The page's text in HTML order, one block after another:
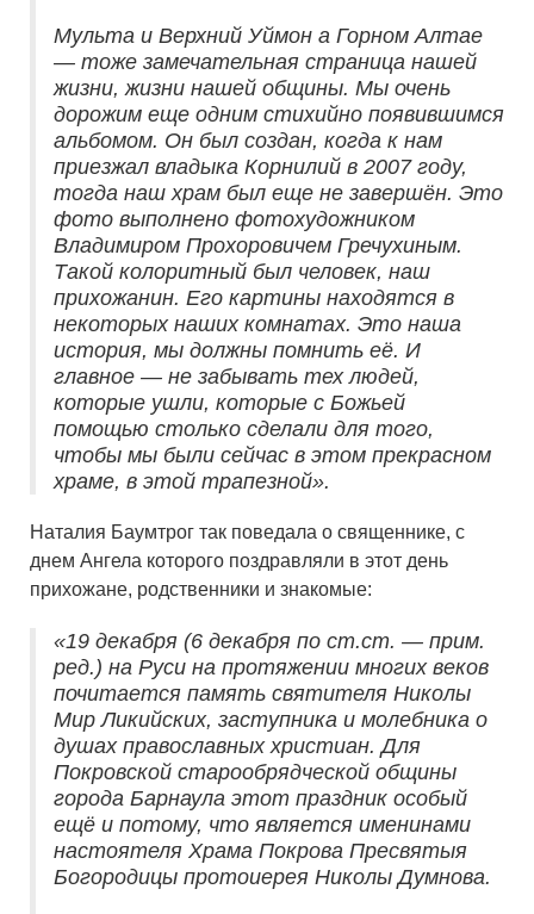
Мульта и Верхний Уймон а Горном Алтае
— тоже замечательная страница нашей
жизни, жизни нашей общины. Мы очень
дорожим еще одним стихийно появившимся
альбомом. Он был создан, когда к нам
приезжал владыка Корнилий в 2007 году,
тогда наш храм был еще не завершён. Это
фото выполнено фотохудожником
Владимиром Прохоровичем Гречухиным.
Такой колоритный был человек, наш
прихожанин. Его картины находятся в
некоторых наших комнатах. Это наша
история, мы должны помнить её. И
главное — не забывать тех людей,
которые ушли, которые с Божьей
помощью столько сделали для того,
чтобы мы были сейчас в этом прекрасном
храме, в этой трапезной».
Наталия Баумтрог так поведала о священнике, с
днем Ангела которого поздравляли в этот день
прихожане, родственники и знакомые:
«19 декабря (6 декабря по ст.ст. — прим.
ред.) на Руси на протяжении многих веков
почитается память святителя Николы
Мир Ликийских, заступника и молебника о
душах православных христиан. Для
Покровской старообрядческой общины
города Барнаула этот праздник особый
ещё и потому, что является именинами
настоятеля Храма Покрова Пресвятыя
Богородицы протоиерея Николы Думнова.